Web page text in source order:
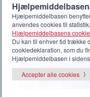
Hjælpemiddelbasen
anvendes cookies til
Hjælpemiddelbasens
Du kan til enhver tid trække
cookiedeklaration, som du
Hjælpemiddelbasen i
Accepter alle cookies